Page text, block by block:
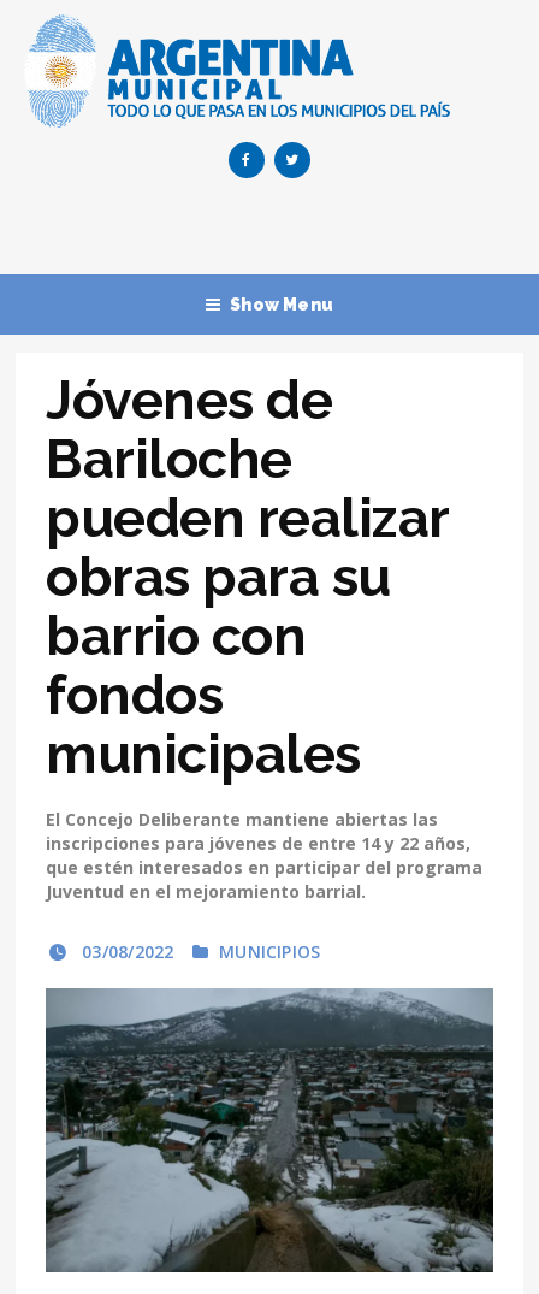
Show Menu
Jóvenes de
Bariloche
pueden realizar
obras para su
barrio con
fondos
municipales
El Concejo Deliberante mantiene abiertas las
inscripciones para jóvenes de entre 14 y 22 años,
que estén interesados en participar del programa
Juventud en el mejoramiento barrial.
03/08/2022 MUNICIPIOS